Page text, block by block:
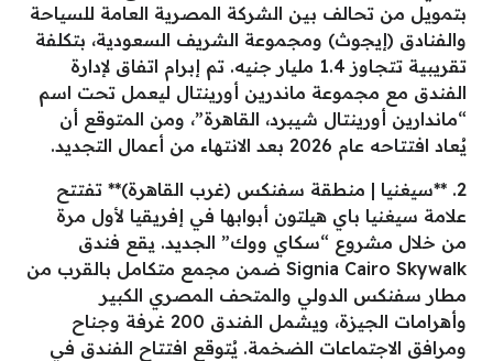
بتمويل من تحالف بين الشركة المصرية العامة للسياحة
والفنادق (إيجوث) ومجموعة الشريف السعودية، بتكلفة
تقريبية تتجاوز 1.4 مليار جنيه. تم إبرام اتفاق لإدارة
الفندق مع مجموعة ماندرين أورينتال ليعمل تحت اسم
“ماندارين أورينتال شيبرد، القاهرة”، ومن المتوقع أن
يُعاد افتتاحه عام 2026 بعد الانتهاء من أعمال التجديد.
2. **سيغنيا | منطقة سفنكس (غرب القاهرة)** تفتتح
علامة سيغنيا باي هيلتون أبوابها في إفريقيا لأول مرة
من خلال مشروع “سكاي ووك” الجديد. يقع فندق
Signia Cairo Skywalk ضمن مجمع متكامل بالقرب من
مطار سفنكس الدولي والمتحف المصري الكبير
وأهرامات الجيزة، ويشمل الفندق 200 غرفة وجناح
ومرافق الاجتماعات الضخمة. يُتوقع افتتاح الفندق في